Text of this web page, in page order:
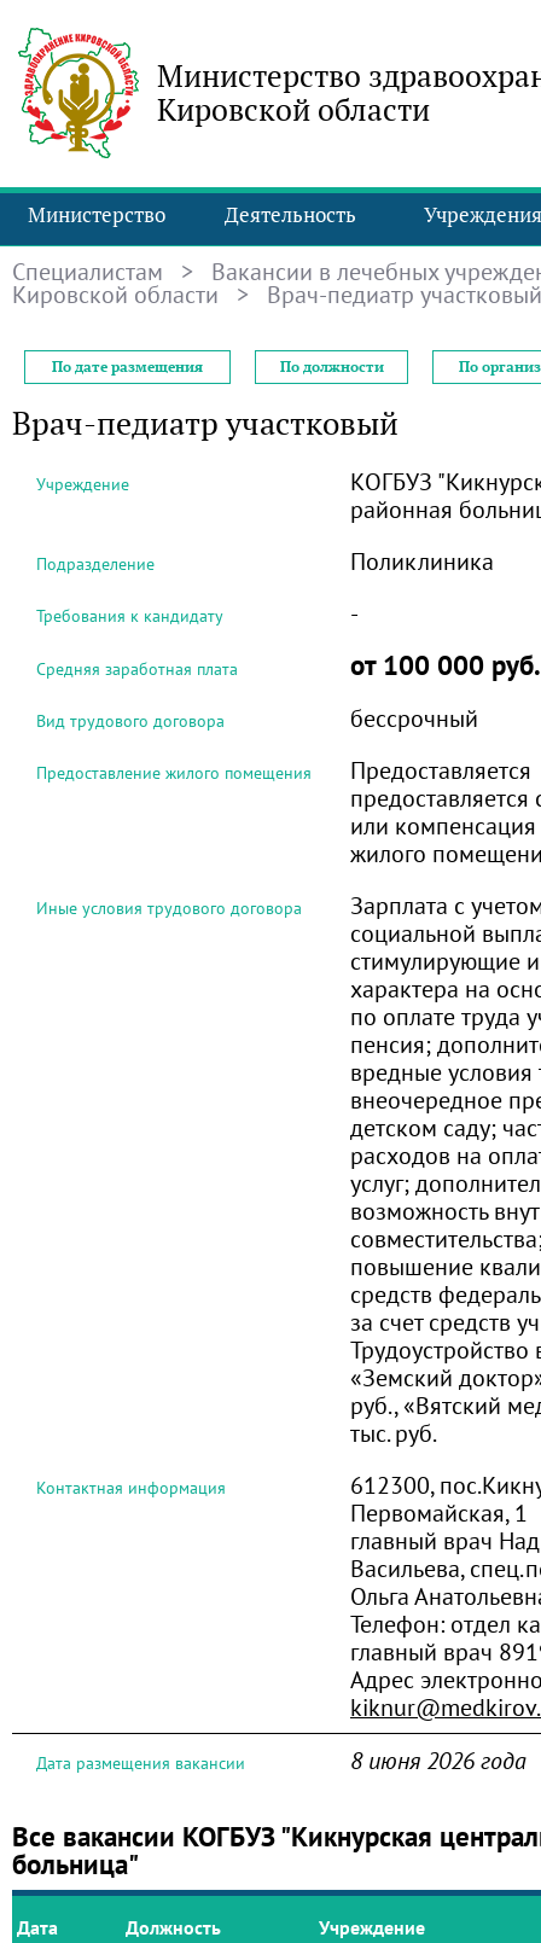
Министерство
Кировской области
Министерство Деятельность Учреждения
Специалистам > Вакансии в лечебных
Кировской области > Врач-педиатр участковый
По дате размещения По должности По
Врач-педиатр участковый
Учреждение
КОГБУЗ
районная
Подразделение Поликлиника
Требования к кандидату -
Средняя заработная плата от 100 000 руб.
Вид трудового договора бессрочный
Предоставление жилого помещения
Предоставляется
или
жилого
Иные условия трудового договора
Зарплата с
социальной
стимулирующие
характера на
по оплате труда
пенсия;
вредные условия
внеочередное
детском саду;
расходов на
услуг;
возможность
повышение
средств
за счет средств
«Земский
руб., «Вятский
тыс. руб.
Контактная информация
612300,
Первомайская, 1
главный врач
Васильева,
Ольга
Телефон: отдел
главный врач
Адрес
Дата размещения вакансии 8 июня 2026 года
Все вакансии КОГБУЗ "Кикнурская
больница"
Дата Должность Учреждение